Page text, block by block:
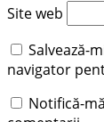
Site web
Salvează-
navigator
Notifică-